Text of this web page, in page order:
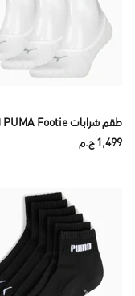
طقم شرابات PUMA Footie (3 قطع)
1,499 ج.م